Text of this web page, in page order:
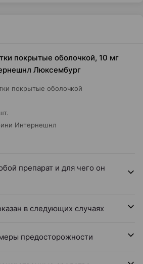
покрытые оболочкой, 10 мг
Люксембург
покрытые оболочкой
Интернешнл
препарат и для чего он
в следующих случаях
предосторожности